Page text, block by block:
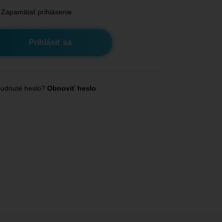
Zapamätať prihlásenie
heslo? Obnoviť heslo